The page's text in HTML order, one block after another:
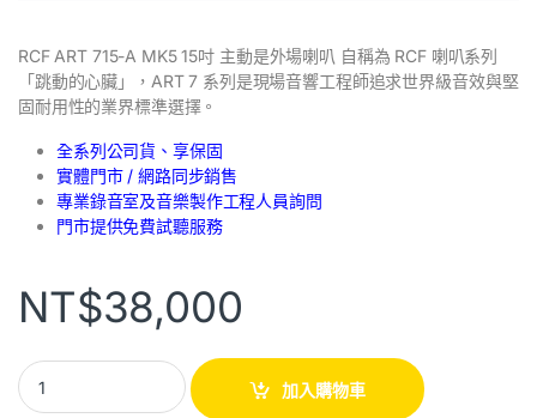
RCF ART 715-A MK5 15吋 主動是外場喇叭 自稱為 RCF 喇叭系列
「跳動的心臟」，ART 7 系列是現場音響工程師追求世界級音效與堅
固耐用性的業界標準選擇。
全系列公司貨、享保固
實體門市 / 網路同步銷售
專業錄音室及音樂製作工程人員詢問
門市提供免費試聽服務
NT$38,000
加入購物車